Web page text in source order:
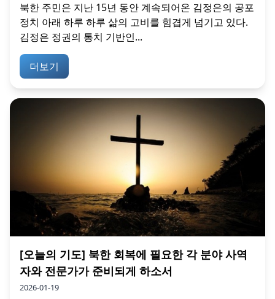
북한 주민은 지난 15년 동안 계속되어온 김정은의 공포
정치 아래 하루 하루 삶의 고비를 힘겹게 넘기고 있다.
김정은 정권의 통치 기반인...
더보기
[오늘의 기도] 북한 회복에 필요한 각 분야 사역
자와 전문가가 준비되게 하소서
2026-01-19